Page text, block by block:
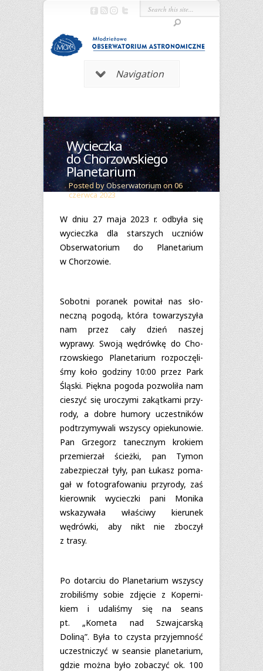
Navigation
Wycieczka
do Chorzowskiego
Planetarium
Posted byObserwatorium on 06
czerwca 2023
W dniu 27 maja 2023 r. odbyła się
wycieczka dla star­szych uczniów
Obser­wa­to­rium do Pla­ne­ta­rium
w Chorzowie.
Sobotni pora­nek powi­tał nas sło­
neczną pogodą, która towa­rzy­szyła
nam przez cały dzień naszej
wyprawy. Swoją wędrówkę do Cho­
rzow­skiego Pla­ne­ta­rium roz­po­czę­li­
śmy koło godziny 10:00 przez Park
Ślą­ski. Piękna pogoda pozwo­liła nam
cie­szyć się uro­czymi zakąt­kami przy­
rody, a dobre humory uczest­ni­ków
pod­trzy­my­wali wszy­scy opie­ku­no­wie.
Pan Grze­gorz tanecz­nym kro­kiem
prze­mie­rzał ścieżki, pan Tymon
zabez­pie­czał tyły, pan Łukasz poma­
gał w foto­gra­fo­wa­niu przy­rody, zaś
kie­row­nik wycieczki pani Monika
wska­zy­wała wła­ściwy kie­ru­nek
wędrówki, aby nikt nie zbo­czył
z trasy.
Po dotar­ciu do Pla­ne­ta­rium wszy­scy
zro­bi­li­śmy sobie zdję­cie z Koper­ni­
kiem i uda­li­śmy się na seans
pt. „Kometa nad Szwaj­car­ską
Doliną”. Była to czy­sta przy­jem­ność
uczest­ni­czyć w sean­sie pla­ne­ta­rium,
gdzie można było zoba­czyć ok. 100